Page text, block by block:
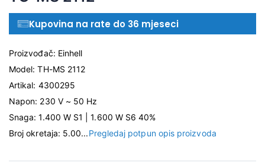
Kupovina na rate do 36 mjeseci
Proizvođač: Einhell
Model: TH-MS 2112
Artikal: 4300295
Napon: 230 V ~ 50 Hz
Snaga: 1.400 W S1 | 1.600 W S6 40%
Broj okretaja: 5.00...Pregledaj potpun opis proizvoda